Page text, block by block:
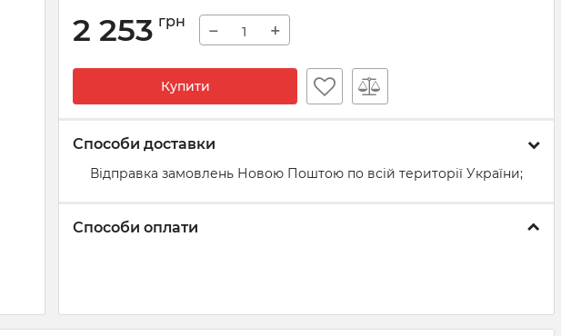
2 253 грн − +
Купити
Способи доставки
Відправка замовлень Новою Поштою по всій території України;
Способи оплати